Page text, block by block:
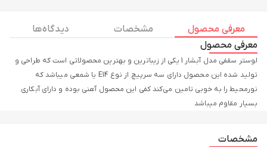
معرفی محصول مشخصات
دیدگاه ها
معرفی محصول
لوستر سقفی مدل آبشار 1 یکی از زیباترین و بهترین محصولاتی است که طراحی و
تولید شده این محصول دارای سه سرپیچ از نوع E14 یا شمعی میباشد که
نورمحیط را به خوبی تامین می‌کند کفی این محصول آهنی بوده و دارای آبکاری
بسیار مقاوم میباشد
مشخصات